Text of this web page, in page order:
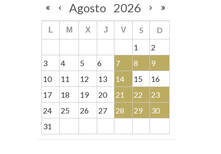
Agosto 2026
L M X J V S
D
1
2
3
4 5 6 7 8
9
10
11 12 13 14 15
16
17
18 19 20 21 22
23
24
25 26 27 28 29
30
31